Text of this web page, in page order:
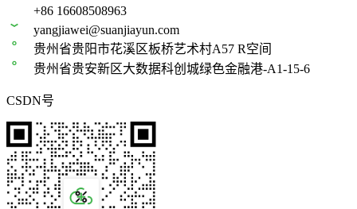
+86 16608508963
yangjiawei@suanjiayun.com
贵州省贵阳市花溪区板桥艺术村A57 R空间
贵州省贵安新区大数据科创城绿色金融港-A1-15-6
CSDN号